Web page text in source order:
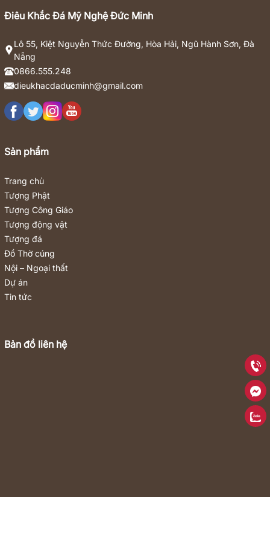
Điêu Khắc Đá Mỹ Nghệ Đức Minh
Lô 55, Kiệt Nguyễn Thức Đường, Hòa Hải, Ngũ Hành Sơn, Đà
Nẵng
0866.555.248
dieukhacdaducminh@gmail.com
Sản phẩm
Trang chủ
Tượng Phật
Tượng Công Giáo
Tượng động vật
Tượng đá
Đồ Thờ cúng
Nội – Ngoại thất
Dự án
Tin tức
Bản đồ liên hệ